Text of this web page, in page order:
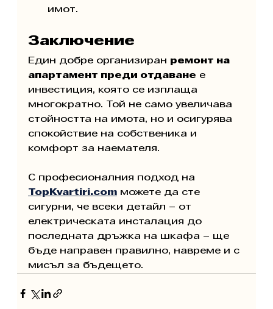
имот.
Заключение
Един добре организиран ремонт на
апартамент преди отдаване е
инвестиция, която се изплаща
многократно. Той не само увеличава
стойността на имота, но и осигурява
спокойствие на собственика и
комфорт за наемателя.
С професионалния подход на
TopKvartiri.com можете да сте
сигурни, че всеки детайл – от
електрическата инсталация до
последната дръжка на шкафа – ще
бъде направен правилно, навреме и с
мисъл за бъдещето.